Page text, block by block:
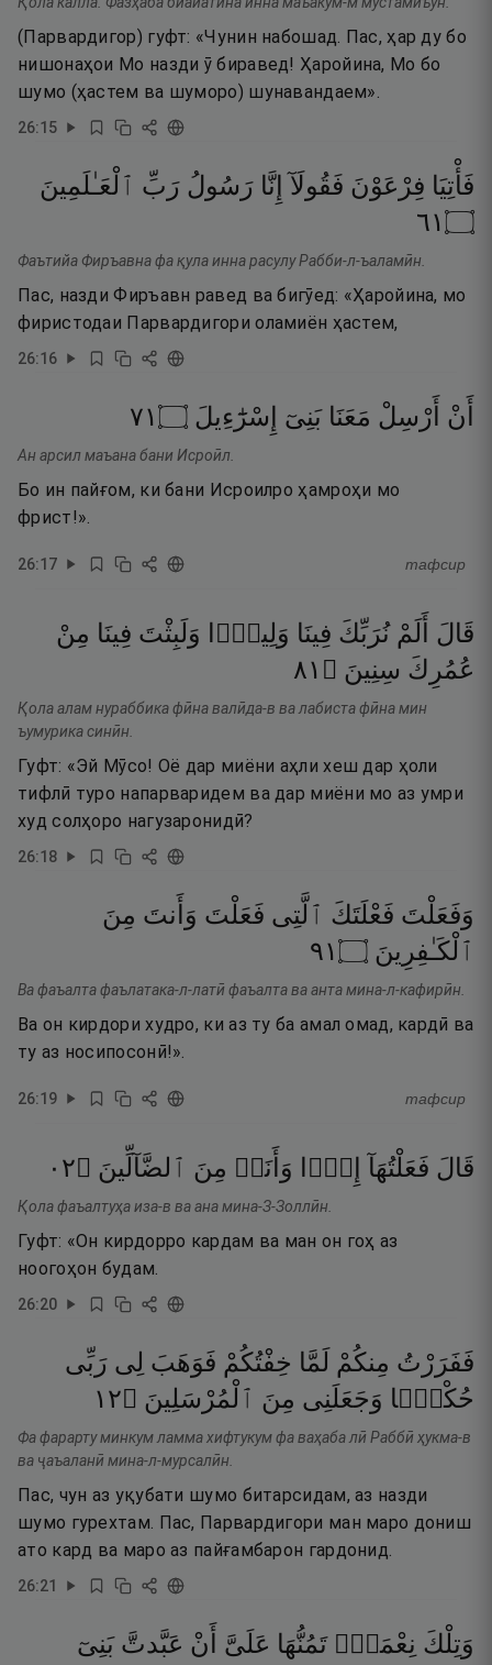
(Парвардигор) гуфт: «Чунин набошад. Пас, ҳар ду бо
нишонаҳои Мо назди ӯ биравед! Ҳаройина, Мо бо
шумо (ҳастем ва шуморо) шунавандаем».
26:15
فَأْتِيَا فِرْعَوْنَ فَقُولَآ إِنَّا رَسُولُ رَبِّ ٱلْعَـٰلَمِينَ
۝١٦
Фаътийа Фиръавна фа қула инна расулу Рабби-л-ъаламӣн.
Пас, назди Фиръавн равед ва бигӯед: «Ҳаройина, мо
фиристодаи Парвардигори оламиён ҳастем,
26:16
أَنْ أَرْسِلْ مَعَنَا بَنِىٓ إِسْرَٰٓءِيلَ ۝١٧
Ан арсил маъана бани Исроӣл.
Бо ин пайғом, ки бани Исроилро ҳамроҳи мо
фрист!».
26:17 тафсир
قَالَ أَلَمْ نُرَبِّكَ فِينَا وَلِيدًۭا وَلَبِثْتَ فِينَا مِنْ
عُمُرِكَ سِنِينَ ۝ ١٨
Қола алам нураббика фӣна валӣда-в ва лабиста фӣна мин
ъумурика синӣн.
Гуфт: «Эй Мӯсо! Оё дар миёни аҳли хеш дар ҳоли
тифлӣ туро напарваридем ва дар миёни мо аз умри
худ солҳоро нагузаронидӣ?
26:18
وَفَعَلْتَ فَعْلَتَكَ ٱلَّتِى فَعَلْتَ وَأَنتَ مِنَ
ٱلْكَـٰفِرِينَ ۝١٩
Ва фаъалта фаълатака-л-латӣ фаъалта ва анта мина-л-кафирӣн.
Ва он кирдори худро, ки аз ту ба амал омад, кардӣ ва
ту аз носипосонӣ!».
26:19 тафсир
قَالَ فَعَلْتُهَآ إِذًۭا وَأَنَا۠ مِنَ ٱلضَّآلِّينَ ۝٢٠
Қола фаъалтуҳа иза-в ва ана мина-З-Золлӣн.
Гуфт: «Он кирдорро кардам ва ман он гоҳ аз
ноогоҳон будам.
26:20
فَفَرَرْتُ مِنكُمْ لَمَّا خِفْتُكُمْ فَوَهَبَ لِى رَبِّى
حُكْمًۭا وَجَعَلَنِى مِنَ ٱلْمُرْسَلِينَ ۝٢١
Фа фарарту минкум ламма хифтукум фа ваҳаба лӣ Раббӣ ҳукма-в
ва ҷаъаланӣ мина-л-мурсалӣн.
Пас, чун аз уқубати шумо битарсидам, аз назди
шумо гурехтам. Пас, Парвардигори ман маро дониш
ато кард ва маро аз пайғамбарон гардонид.
26:21
وَتِلْكَ نِعْمَةٌۭ تَمُنُّهَا عَلَىَّ أَنْ عَبَّدتَّ بَنِىٓ